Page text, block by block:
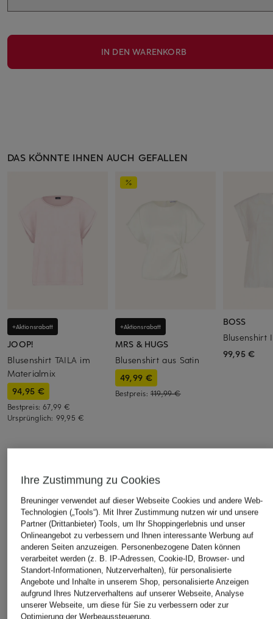
IN DEN WARENKORB
DAS KÖNNTE IHNEN AUCH GEFALLEN
+Aktionsrabatt
JOOP!
Blusenshirt TAILA im
Materialmix
94,95 €
Bestpreis:67,99 €
Ursprünglich: 99,95 €
+Aktionsrabatt
MRS & HUGS
Blusenshirt aus Satin
49,99 €
Bestpreis: 119,99 €
BOSS
Blusenshirt
99,95 €
Ihre Zustimmung zu Cookies
Breuninger verwendet auf dieser Webseite Cookies und andere Web-
Technologien („Tools“). Mit Ihrer Zustimmung nutzen wir und unsere
Partner (Drittanbieter) Tools, um Ihr Shoppingerlebnis und unser
Onlineangebot zu verbessern und Ihnen interessante Werbung auf
anderen Seiten anzuzeigen. Personenbezogene Daten können
verarbeitet werden (z. B. IP-Adressen, Cookie-ID, Browser- und
Standort-Informationen, Nutzerverhalten), für personalisierte
Angebote und Inhalte in unserem Shop, personalisierte Anzeigen
aufgrund Ihres Nutzerverhaltens auf unserer Webseite, Analyse
unserer Webseite, um diese für Sie zu verbessern oder zur
Optimierung der Werbeaussteuerung.